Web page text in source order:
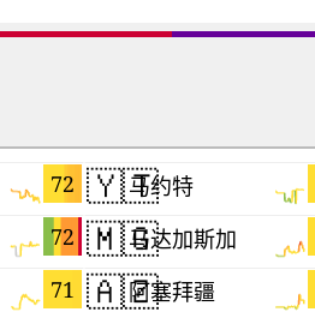
72
72
71
🇾🇹马约特
🇲🇬马达加斯加
🇦🇿阿塞拜疆